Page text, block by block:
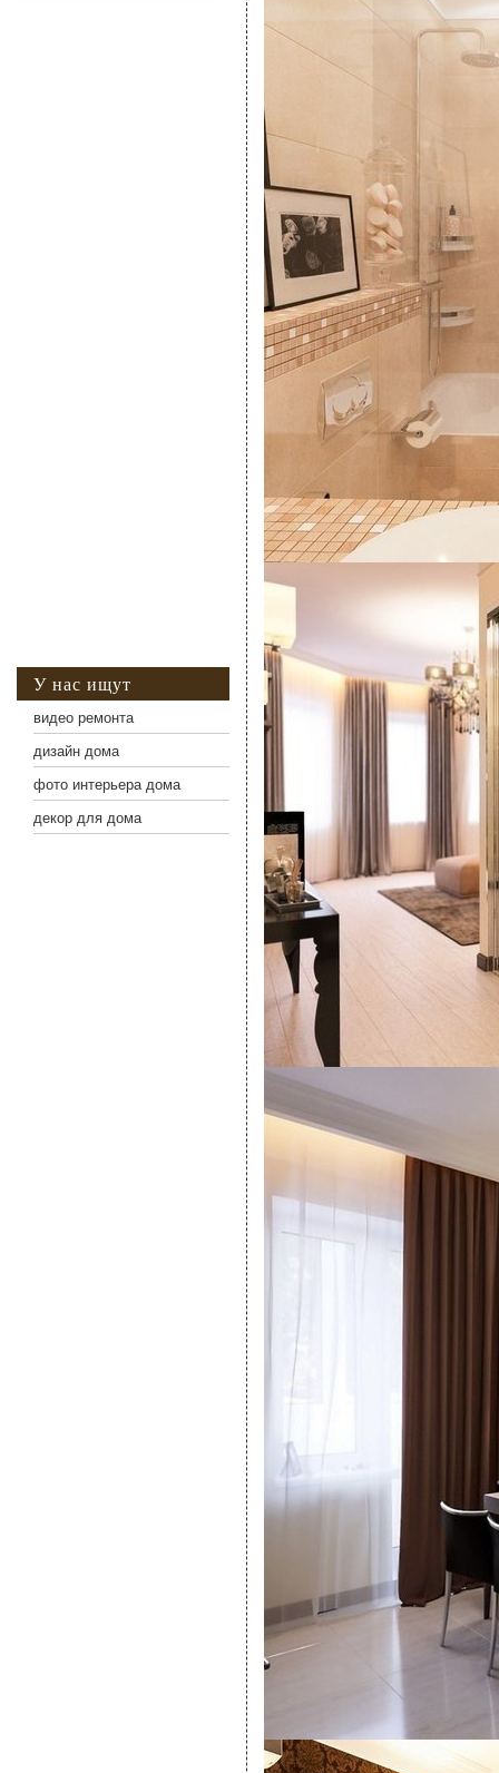
У нас ищут
видео ремонта
дизайн дома
фото интерьера дома
декор для дома